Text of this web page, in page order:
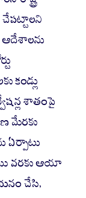
కండ్లు
శాతంపై
మేరకు
ఏర్పాటు
వరకు ఆయా
చేసి,